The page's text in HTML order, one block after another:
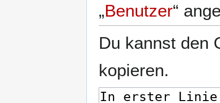
„Benutzer“
Du kannst den
kopieren.